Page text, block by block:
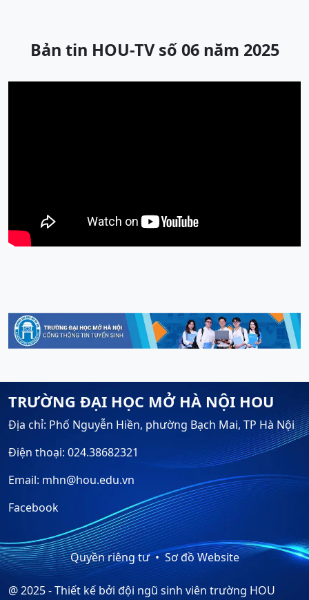
Bản tin HOU-TV số 06 năm 2025
TRƯỜNG ĐẠI HỌC MỞ HÀ NỘI HOU
Địa chỉ: Phố Nguyễn Hiền, phường Bạch Mai, TP Hà Nội
Điện thoại: 024.38682321
Email: mhn@hou.edu.vn
Facebook
Quyền riêng tư Sơ đồ Website
@ 2025 - Thiết kế bởi đội ngũ sinh viên trường HOU